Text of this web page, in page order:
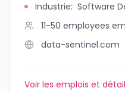
Industrie: Software
11-50 employees
data-sentinel.com
Voir les emplois et